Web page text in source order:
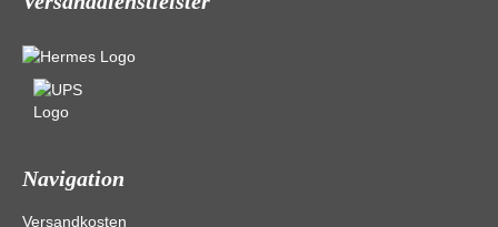
Navigation
Versandkosten